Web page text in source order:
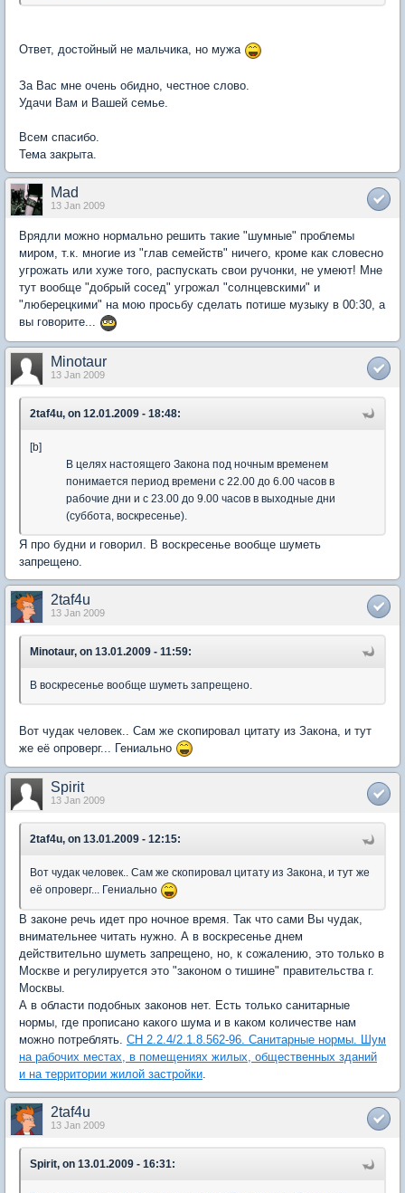
Ответ, достойный не мальчика, но мужа
За Вас мне очень обидно, честное слово.
Удачи Вам и Вашей семье.
Всем спасибо.
Тема закрыта.
Mad
13 Jan 2009
Врядли можно нормально решить такие "шумные" проблемы
миром, т.к. многие из "глав семейств" ничего, кроме как словесно
угрожать или хуже того, распускать свои ручонки, не умеют! Мне
тут вообще "добрый сосед" угрожал "солнцевскими" и
"люберецкими" на мою просьбу сделать потише музыку в 00:30, а
вы говорите...
Minotaur
13 Jan 2009
2taf4u, on 12.01.2009 - 18:48:
[b]
В целях настоящего Закона под ночным временем
понимается период времени с 22.00 до 6.00 часов в
рабочие дни и с 23.00 до 9.00 часов в выходные дни
(суббота, воскресенье).
Я про будни и говорил. В воскресенье вообще шуметь
запрещено.
2taf4u
13 Jan 2009
Minotaur, on 13.01.2009 - 11:59:
В воскресенье вообще шуметь запрещено.
Вот чудак человек.. Сам же скопировал цитату из Закона, и тут
же её опроверг... Гениально
Spirit
13 Jan 2009
2taf4u, on 13.01.2009 - 12:15:
Вот чудак человек.. Сам же скопировал цитату из Закона, и тут же
её опроверг... Гениально
В законе речь идет про ночное время. Так что сами Вы чудак,
внимательнее читать нужно. А в воскресенье днем
действительно шуметь запрещено, но, к сожалению, это только в
Москве и регулируется это "законом о тишине" правительства г.
Москвы.
А в области подобных законов нет. Есть только санитарные
нормы, где прописано какого шума и в каком количестве нам
можно потреблять. СН 2.2.4/2.1.8.562-96. Санитарные нормы. Шум
на рабочих местах, в помещениях жилых, общественных зданий
и на территории жилой застройки.
2taf4u
13 Jan 2009
Spirit, on 13.01.2009 - 16:31: